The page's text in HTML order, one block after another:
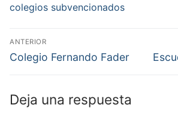
colegios subvencionados
Navegación
de
ANTERIOR
Entrada
Colegio Fernando Fader
Deja una respuesta